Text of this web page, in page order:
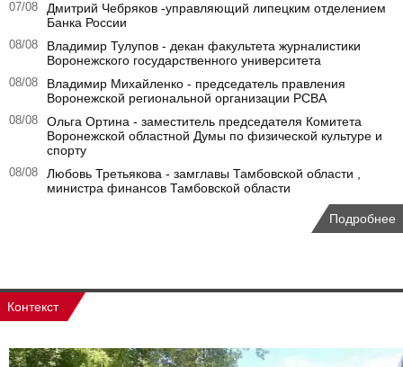
07/08
Дмитрий Чебряков -управляющий липецким отделением
Банка России
08/08
Владимир Тулупов - декан факультета журналистики
Воронежского государственного университета
08/08
Владимир Михайленко - председатель правления
Воронежской региональной организации РСВА
08/08
Ольга Ортина - заместитель председателя Комитета
Воронежской областной Думы по физической культуре и
спорту
08/08
Любовь Третьякова - замглавы Тамбовской области ,
министра финансов Тамбовской области
Подробнее
Контекст